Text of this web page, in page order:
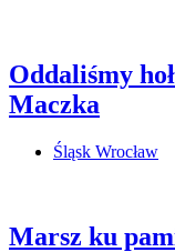
Oddaliśmy
Maczka
Śląsk Wrocław
Marsz ku